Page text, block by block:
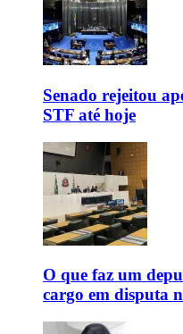
Senado rejeitou
STF até hoje
O que faz um
cargo em disputa